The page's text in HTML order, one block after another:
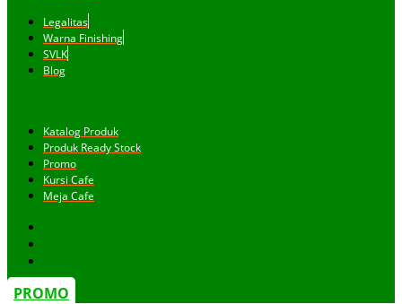
Legalitas
Warna Finishing
SVLK
Blog
Katalog Produk
Produk Ready Stock
Promo
Kursi Cafe
Meja Cafe
PROMO